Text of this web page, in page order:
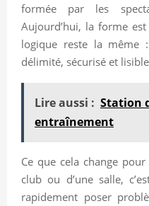
formée par les
Aujourd’hui, la forme
logique reste la même
délimité, sécurisé et
Lire aussi : Station
entraînement
Ce que cela change
club ou d’une salle,
rapidement poser